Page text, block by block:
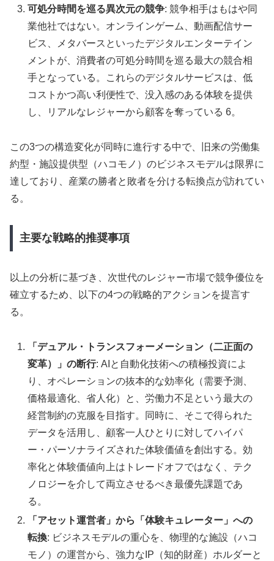
可処分時間を巡る異次元の競争: 競争相手はもはや同
業他社ではない。オンラインゲーム、動画配信サー
ビス、メタバースといったデジタルエンターテイン
メントが、消費者の可処分時間を巡る最大の競合相
手となっている。これらのデジタルサービスは、低
コストかつ高い利便性で、没入感のある体験を提供
し、リアルなレジャーから顧客を奪っている 6。
この3つの構造変化が同時に進行する中で、旧来の労働集
約型・施設提供型（ハコモノ）のビジネスモデルは限界に
達しており、産業の勝者と敗者を分ける転換点が訪れてい
る。
主要な戦略的推奨事項
以上の分析に基づき、次世代のレジャー市場で競争優位を
確立するため、以下の4つの戦略的アクションを提言す
る。
「デュアル・トランスフォーメーション（二正面の
変革）」の断行: AIと自動化技術への積極投資によ
り、オペレーションの抜本的な効率化（需要予測、
価格最適化、省人化）と、労働力不足という最大の
経営制約の克服を目指す。同時に、そこで得られた
データを活用し、顧客一人ひとりに対してハイパ
ー・パーソナライズされた体験価値を創出する。効
率化と体験価値向上はトレードオフではなく、テク
ノロジーを介して両立させるべき最優先課題であ
る。
「アセット運営者」から「体験キュレーター」への
転換: ビジネスモデルの重心を、物理的な施設（ハコ
モノ）の運営から、強力なIP（知的財産）ホルダーと